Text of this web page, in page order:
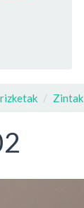
Zintak